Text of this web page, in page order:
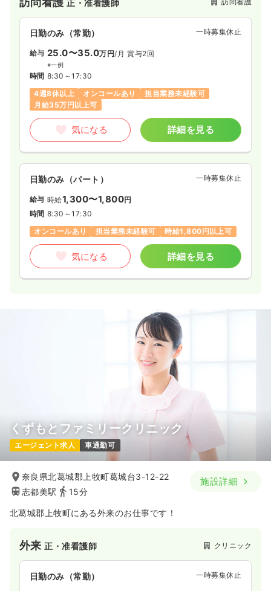
正・准看護師
日勤のみ（常勤） 一時募集休止
給与 25.0〜35.0万円/月 賞与2回
※一例
時間 8:30～17:30
4週8休以上
オンコールあり
担当業務未経験可
月給35万円以上可
気になる 詳細を見る
日勤のみ（パート） 一時募集休止
給与 時給1,300〜1,800円
時間 8:30～17:30
オンコールあり
担当業務未経験可 時給1,800円以上可
気になる 詳細を見る
くずもとファミリークリニック
エージェント求人 車通勤可
奈良県北葛城郡上牧町葛城台3-12-22
志都美駅
15分
施設詳細
北葛城郡上牧町にある外来のお仕事です！
外来正・准看護師 クリニック
日勤のみ（常勤） 一時募集休止